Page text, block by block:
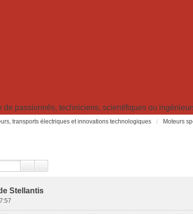
passionnés, techniciens, scientifiques ou
transports électriques et innovations technologiques Moteurs
Stellantis